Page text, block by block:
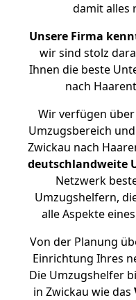
damit alles
Unsere Firma
wir sind stolz
Ihnen die beste
nach
Wir verfügen über
Umzugsbereich
Zwickau nach
deutschlandweite
Netzwerk
Umzugshelfern,
alle Aspekte
Von der Planung
Einrichtung Ihres
Die Umzugshelfer
in Zwickau wie das